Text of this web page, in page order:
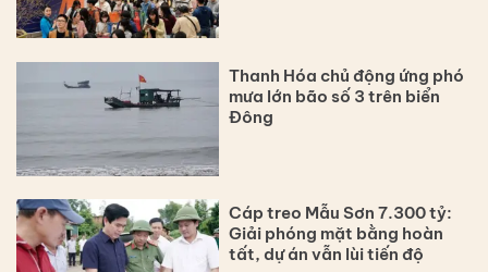
Thanh Hóa chủ động ứng phó
mưa lớn bão số 3 trên biển
Đông
Cáp treo Mẫu Sơn 7.300 tỷ:
Giải phóng mặt bằng hoàn
tất, dự án vẫn lùi tiến độ